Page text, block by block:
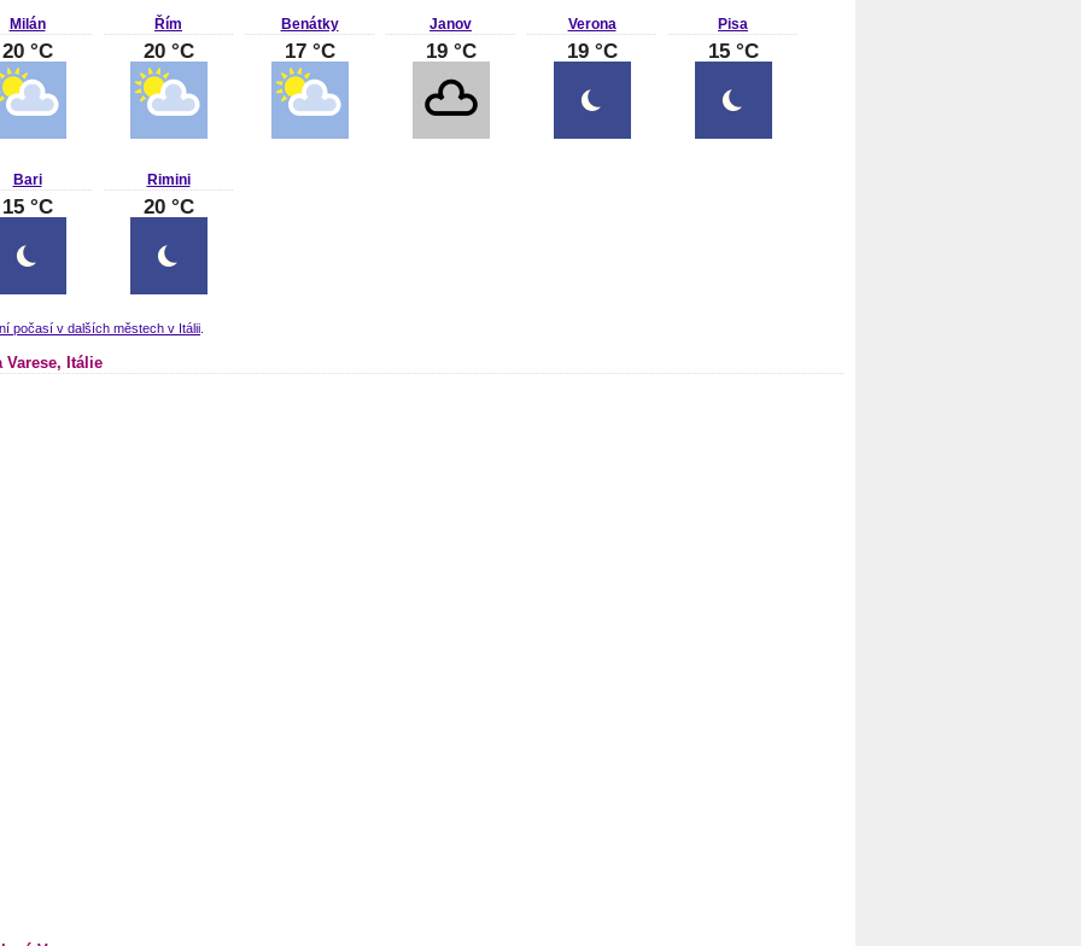
Milán
20 °C
Řím
20 °C
Benátky
17 °C
Janov
19 °C
Verona
19 °C
Pisa
15 °C
Bari
15 °C
Rimini
20 °C
počasí v dalších městech v Itálii
Varese, Itálie